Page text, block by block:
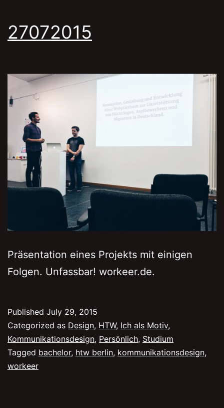
27072015
Präsentation eines Projekts mit einigen
Folgen. Unfassbar! workeer.de.
Published July 29, 2015
Categorized as Design, HTW, Ich als Motiv,
Kommunikationsdesign, Persönlich, Studium
Tagged bachelor, htw berlin, kommunikationsdesign,
workeer